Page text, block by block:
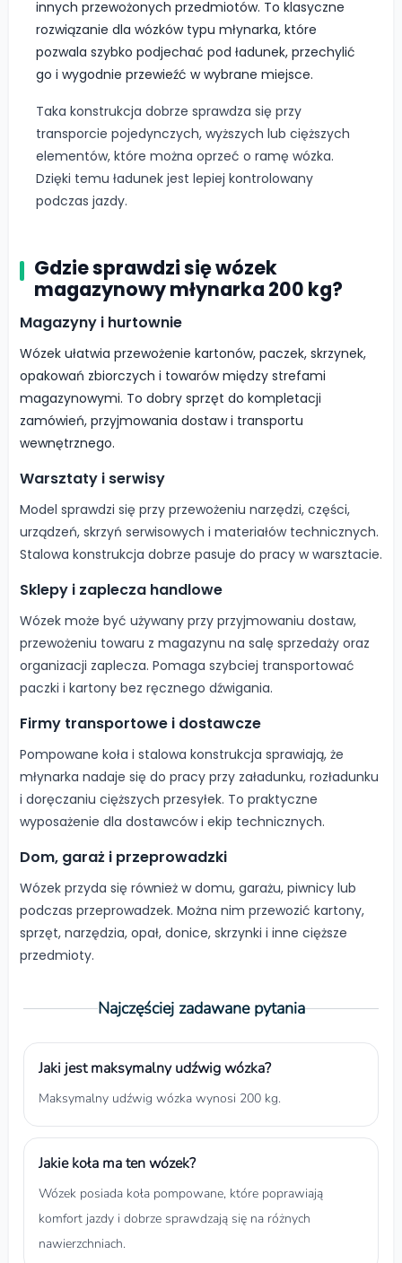
innych przewożonych przedmiotów. To klasyczne
rozwiązanie dla wózków typu młynarka, które
pozwala szybko podjechać pod ładunek, przechylić
go i wygodnie przewieźć w wybrane miejsce.
Taka konstrukcja dobrze sprawdza się przy
transporcie pojedynczych, wyższych lub cięższych
elementów, które można oprzeć o ramę wózka.
Dzięki temu ładunek jest lepiej kontrolowany
podczas jazdy.
Gdzie sprawdzi się wózek
magazynowy młynarka 200 kg?
Magazyny i hurtownie
Wózek ułatwia przewożenie kartonów, paczek, skrzynek,
opakowań zbiorczych i towarów między strefami
magazynowymi. To dobry sprzęt do kompletacji
zamówień, przyjmowania dostaw i transportu
wewnętrznego.
Warsztaty i serwisy
Model sprawdzi się przy przewożeniu narzędzi, części,
urządzeń, skrzyń serwisowych i materiałów technicznych.
Stalowa konstrukcja dobrze pasuje do pracy w warsztacie.
Sklepy i zaplecza handlowe
Wózek może być używany przy przyjmowaniu dostaw,
przewożeniu towaru z magazynu na salę sprzedaży oraz
organizacji zaplecza. Pomaga szybciej transportować
paczki i kartony bez ręcznego dźwigania.
Firmy transportowe i dostawcze
Pompowane koła i stalowa konstrukcja sprawiają, że
młynarka nadaje się do pracy przy załadunku, rozładunku
i doręczaniu cięższych przesyłek. To praktyczne
wyposażenie dla dostawców i ekip technicznych.
Dom, garaż i przeprowadzki
Wózek przyda się również w domu, garażu, piwnicy lub
podczas przeprowadzek. Można nim przewozić kartony,
sprzęt, narzędzia, opał, donice, skrzynki i inne cięższe
przedmioty.
Najczęściej zadawane pytania
Jaki jest maksymalny udźwig wózka?
Maksymalny udźwig wózka wynosi 200 kg.
Jakie koła ma ten wózek?
Wózek posiada koła pompowane, które poprawiają
komfort jazdy i dobrze sprawdzają się na różnych
nawierzchniach.